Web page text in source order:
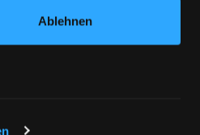
Ablehnen